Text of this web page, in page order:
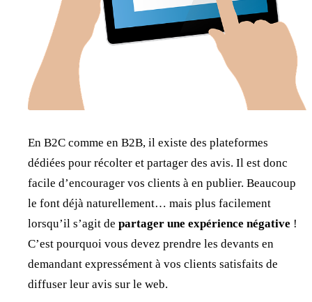
En B2C comme en B2B, il existe des plateformes
dédiées pour récolter et partager des avis. Il est donc
facile d’encourager vos clients à en publier. Beaucoup
le font déjà naturellement… mais plus facilement
lorsqu’il s’agit de partager une expérience négative !
C’est pourquoi vous devez prendre les devants en
demandant expressément à vos clients satisfaits de
diffuser leur avis sur le web.